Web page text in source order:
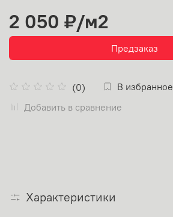
(0)
В избранное
Добавить в сравнение
2 050 ₽/м2
Предзаказ
Характеристики